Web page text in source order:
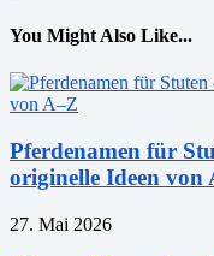
You Might Also Like...
Pferdenamen für
originelle Ideen von
27. Mai 2026